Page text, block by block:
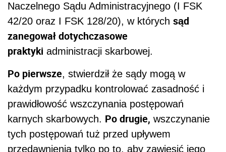
Naczelnego Sądu Administracyjnego (I FSK
42/20 oraz I FSK 128/20), w których sąd
zanegował dotychczasowe
praktyki administracji skarbowej.
Po pierwsze, stwierdził że sądy mogą w
każdym przypadku kontrolować zasadność i
prawidłowość wszczynania postępowań
karnych skarbowych. Po drugie, wszczynanie
tych postępowań tuż przed upływem
przedawnienia tylko po to, aby zawiesić jego